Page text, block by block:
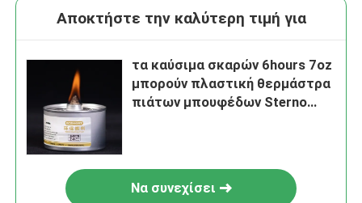
Αποκτήστε την καλύτερη τιμή για
τα καύσιμα σκαρών 6hours 7oz
μπορούν πλαστική θερμάστρα
πιάτων μπουφέδων Sterno
Να συνεχίσει